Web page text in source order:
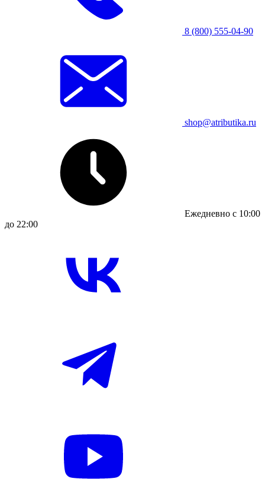
8 (800) 555-04-90
shop@atributika.ru
Ежедневно с 10:00
до 22:00